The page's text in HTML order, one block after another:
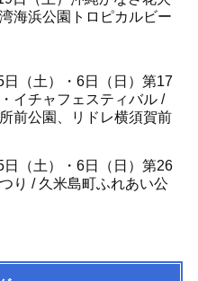
海浜公園トロピカルビー
日（土）・6日（日）第17
イチャフェスティバル /
前公園、リドレ横須賀前
日（土）・6日（日）第26
り / 久米島町ふれあい公